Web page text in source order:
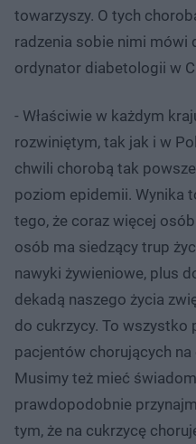
towarzyszy. O tych
radzenia sobie nimi mówi
ordynator diabetologii w
- Właściwie w każdym
rozwiniętym, tak jak i w
chwili chorobą tak
poziom epidemii. Wynika
tego, że coraz więcej
osób ma siedzący trup
nawyki żywieniowe, plus
dekadą naszego życia
do cukrzycy. To wszystko
pacjentów chorujących
Musimy też mieć
prawdopodobnie
tym, że na cukrzycę